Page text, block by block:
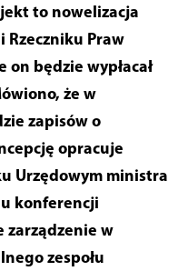
to nowelizacja
Praw
będzie wypłacał
że w
zapisów o
opracuje
Urzędowym ministra
konferencji
w
zespołu